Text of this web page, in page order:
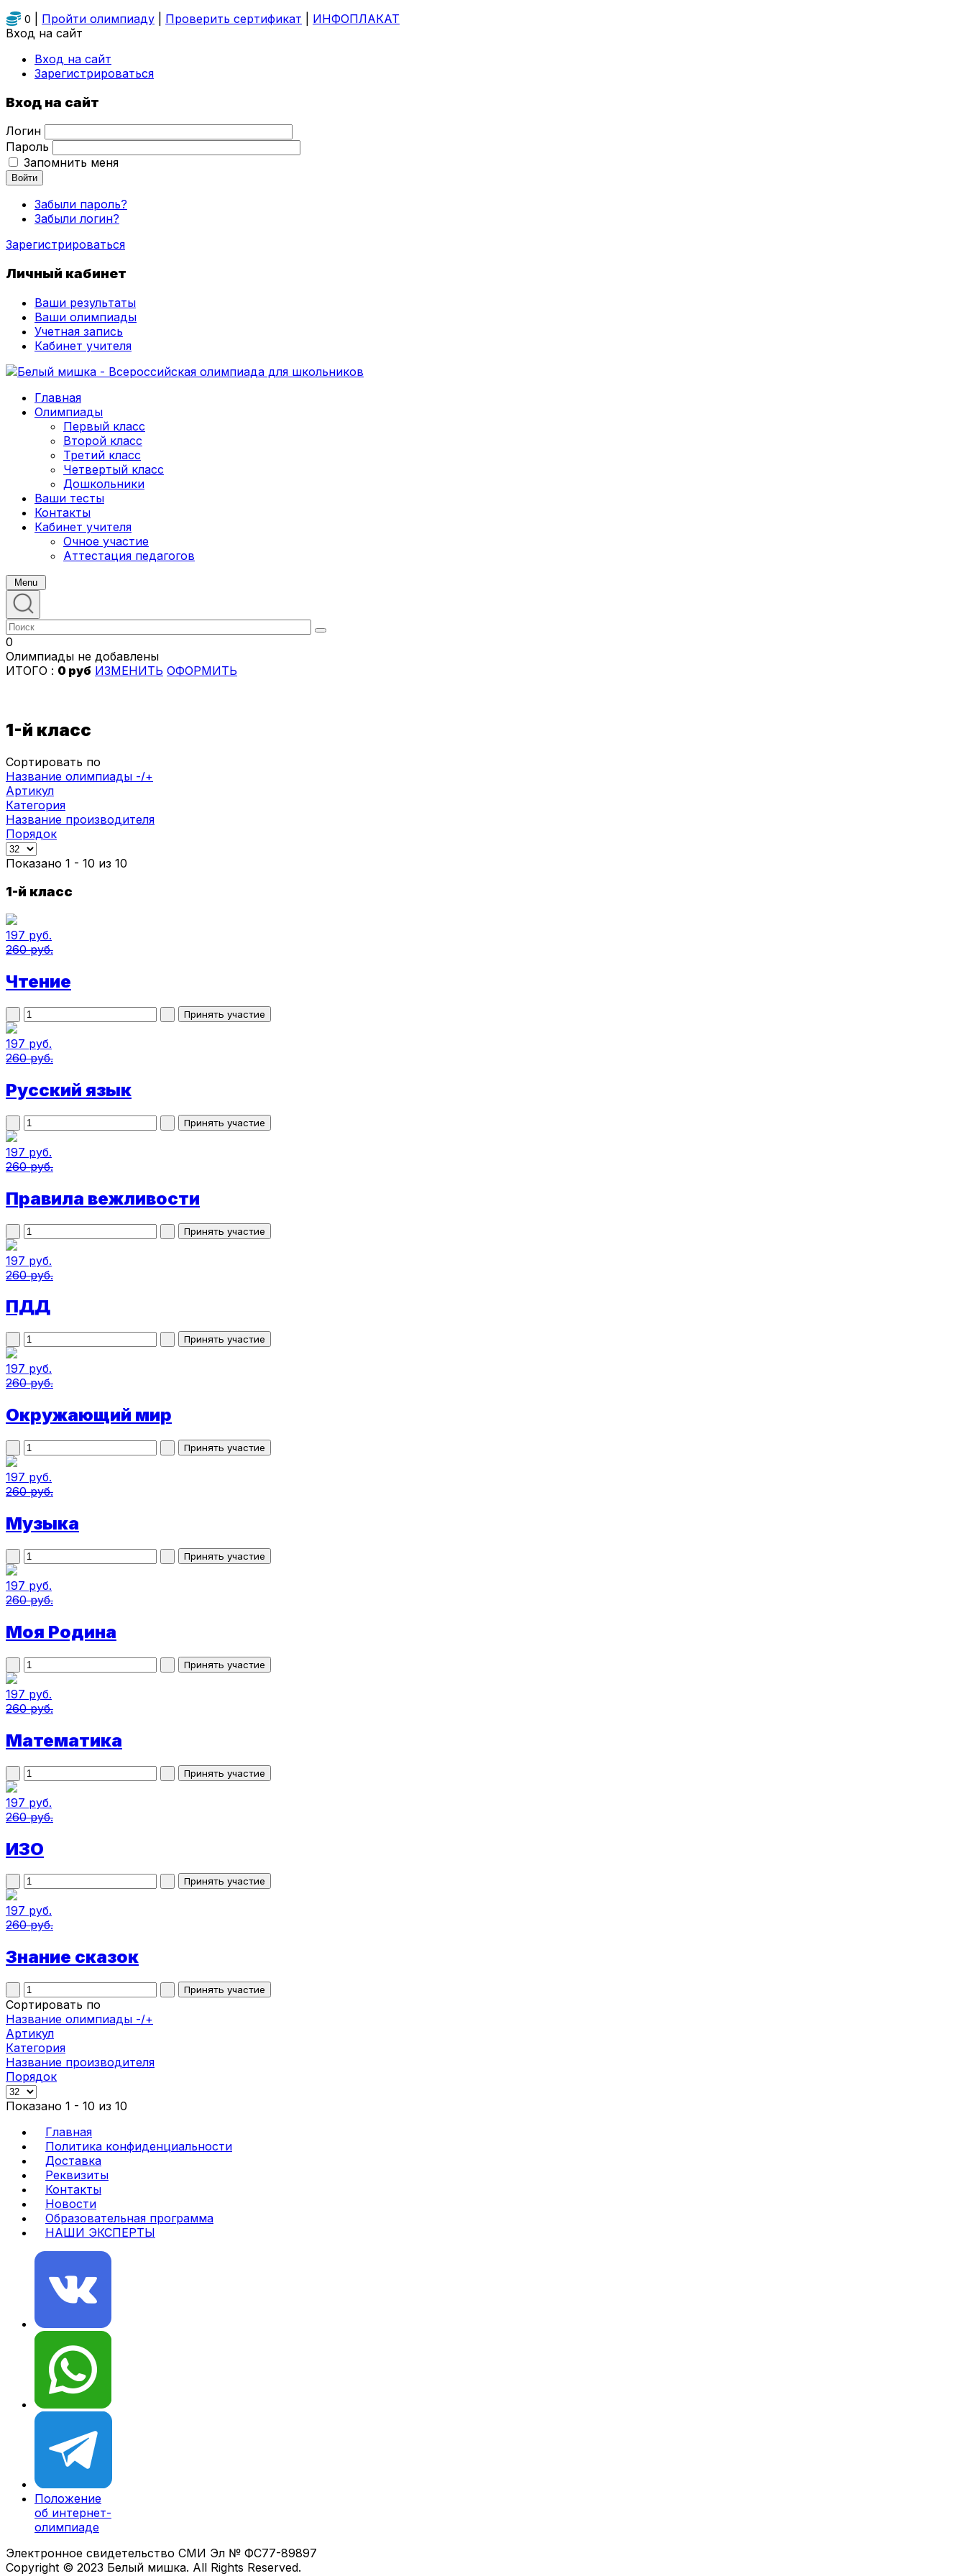
0 Пройти олимпиаду Проверить сертификат
ИНФОПЛАКАТ
Вход на сайт
Вход на сайт
Зарегистрироваться
Вход на сайт
Логин
Пароль
Запомнить меня
Войти
Забыли пароль?
Забыли логин?
Зарегистрироваться
Личный кабинет
Ваши результаты
Ваши олимпиады
Учетная запись
Кабинет учителя
Главная
Олимпиады
Первый класс
Второй класс
Третий класс
Четвертый класс
Дошкольники
Ваши тесты
Контакты
Кабинет учителя
Очное участие
Аттестация педагогов
Menu
0
Олимпиады не добавлены
ИТОГО : 0 руб ИЗМЕНИТЬ ОФОРМИТЬ
1-й класс
Сортировать по
Название олимпиады -/+
Артикул
Категория
Название производителя
Порядок
Показано 1 - 10 из 10
1-й класс
197 руб.
260 руб.
Чтение
197 руб.
260 руб.
Русский язык
197 руб.
260 руб.
Правила вежливости
197 руб.
260 руб.
ПДД
197 руб.
260 руб.
Окружающий мир
197 руб.
260 руб.
Музыка
197 руб.
260 руб.
Моя Родина
197 руб.
260 руб.
Математика
197 руб.
260 руб.
ИЗО
197 руб.
260 руб.
Знание сказок
Сортировать по
Название олимпиады -/+
Артикул
Категория
Название производителя
Порядок
Показано 1 - 10 из 10
Главная
Политика конфиденциальности
Доставка
Реквизиты
Контакты
Новости
Образовательная программа
НАШИ ЭКСПЕРТЫ
Положение
об интернет-
олимпиаде
Электронное свидетельство СМИ Эл № ФС77-89897
Copyright © 2023 Белый мишка. All Rights Reserved.